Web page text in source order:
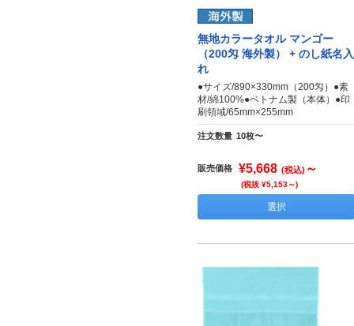
無地カラータオル マンゴー
（200匁 海外製） + のし紙名入
れ
●サイズ/890×330mm（200匁）●素
材/綿100%●ベトナム製（本体）●印
刷領域/65mm×255mm
注文数量 10枚〜
販売価格 ¥5,668 (税込) ～
(税抜 ¥5,153～)
選択